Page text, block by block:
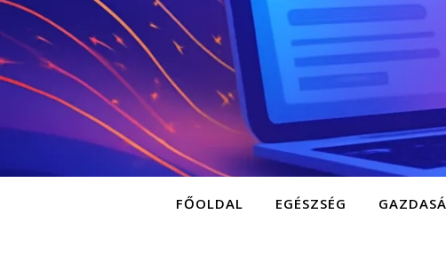
FŐOLDAL EGÉSZSÉG